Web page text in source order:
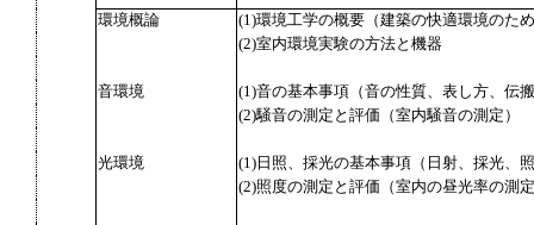
環境概論
(1)環境工学の概要（建築の快適環境のた
(2)室内環境実験の方法と機器
音環境
(1)音の基本事項（音の性質、表し方、伝
(2)騒音の測定と評価（室内騒音の測定）
光環境
(1)日照、採光の基本事項（日射、採光、
(2)照度の測定と評価（室内の昼光率の測